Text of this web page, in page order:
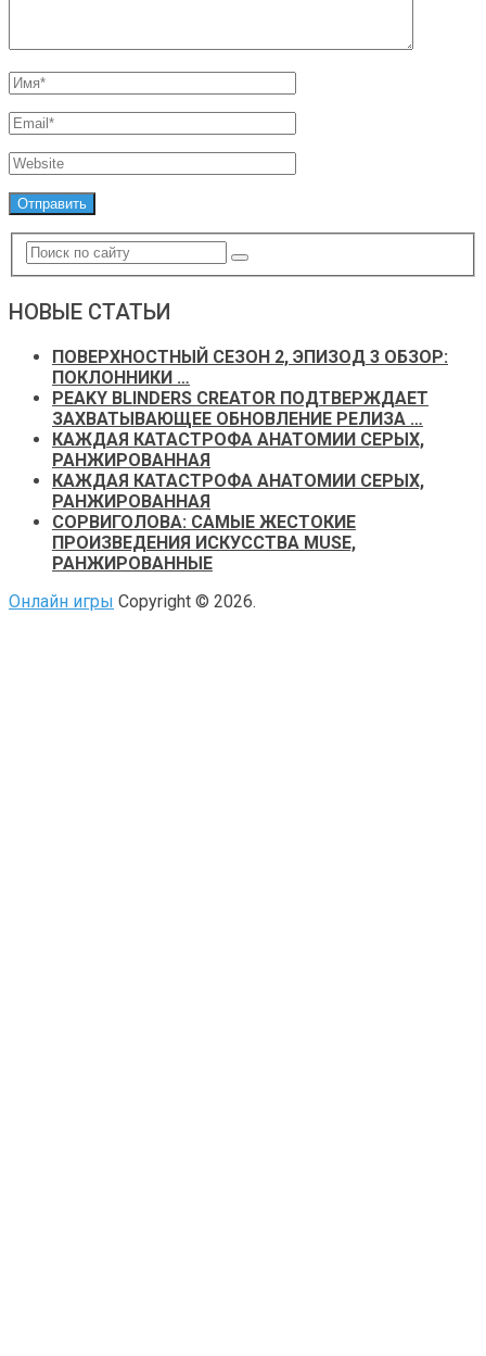
НОВЫЕ СТАТЬИ
ПОВЕРХНОСТНЫЙ СЕЗОН 2, ЭПИЗОД 3 ОБЗОР:
ПОКЛОННИКИ …
PEAKY BLINDERS CREATOR ПОДТВЕРЖДАЕТ
ЗАХВАТЫВАЮЩЕЕ ОБНОВЛЕНИЕ РЕЛИЗА …
КАЖДАЯ КАТАСТРОФА АНАТОМИИ СЕРЫХ,
РАНЖИРОВАННАЯ
КАЖДАЯ КАТАСТРОФА АНАТОМИИ СЕРЫХ,
РАНЖИРОВАННАЯ
СОРВИГОЛОВА: САМЫЕ ЖЕСТОКИЕ
ПРОИЗВЕДЕНИЯ ИСКУССТВА MUSE,
РАНЖИРОВАННЫЕ
Онлайн игры Copyright © 2026.